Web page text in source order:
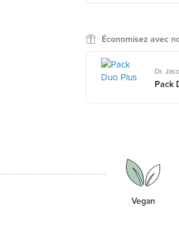
Économisez avec
Dr.
Pack
Vegan